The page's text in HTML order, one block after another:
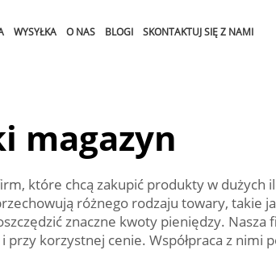
WYSYŁKA O NAS BLOGI SKONTAKTUJ SIĘ Z NAMI
magazyn
które chcą zakupić produkty w dużych
różnego rodzaju towary, takie
znaczne kwoty pieniędzy.
korzystnej cenie. Współpraca z nimi